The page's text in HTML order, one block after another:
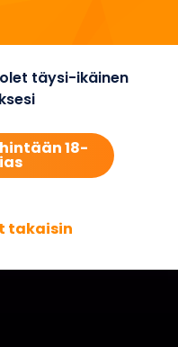
täysi-ikäinen
18-
takaisin